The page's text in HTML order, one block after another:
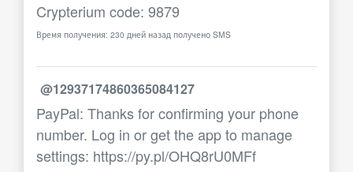
Crypterium code: 9879
Время получения: 230 дней назад получено SMS
@12937174860365084127
PayPal: Thanks for confirming your phone
number. Log in or get the app to manage
settings: https://py.pl/OHQ8rU0MFf